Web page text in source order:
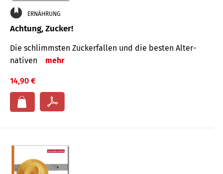
ERNÄHRUNG
Achtung, Zucker!
Die schlimmsten Zucker­fallen und die besten Alter­
nativen
mehr
14,90 €